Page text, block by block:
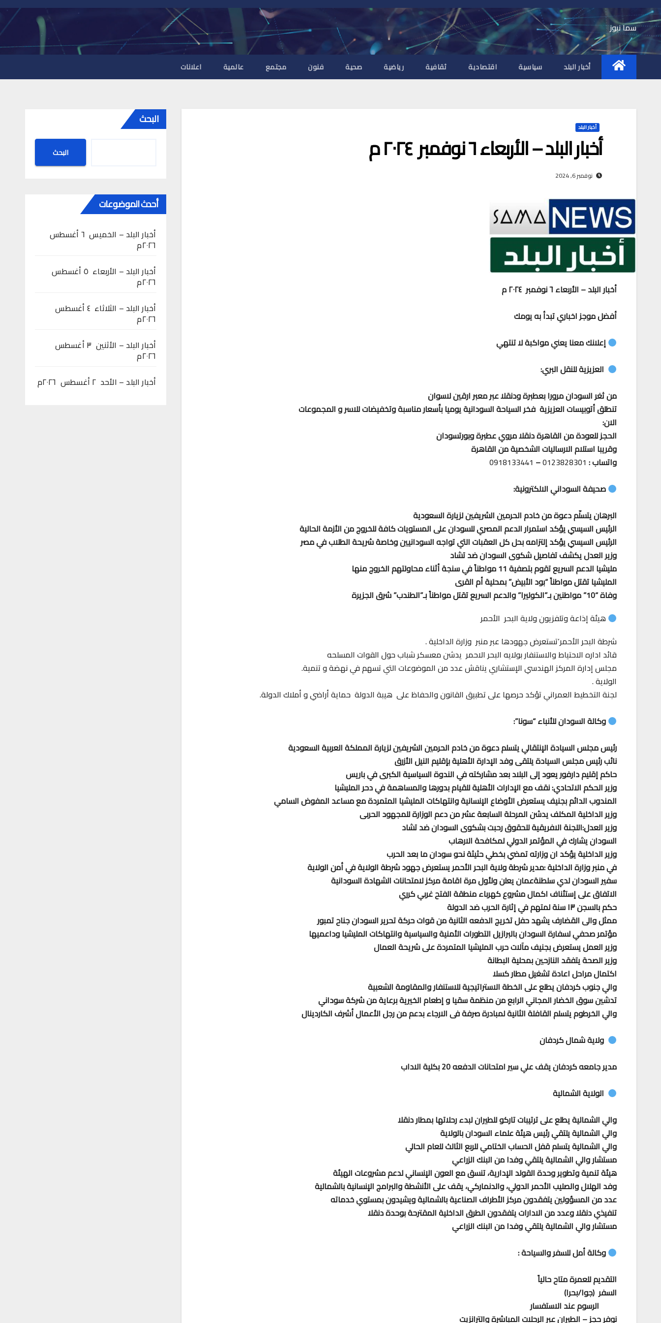
Skip
to
content
سما نيوز
أخبار البلد سياسية اقتصادية ثقافية رياضية صحية فنون مجتمع عالمية اعلانات
أخبار البلد
أخبار البلد – الأربعاء ٦ نوفمبر ٢٠٢٤ م
نوفمبر 6, 2024
أخبار البلد – الأربعاء ٦ نوفمبر ٢٠٢٤ م
أفضل موجز اخباري تبدأ به يومك
إعلانك معنا يعني مواكبة لا تنتهي
العزيزية للنقل البري:
من ثغر السودان مرورا بعطبرة ودنقلا عبر معبر ارقين لاسوان
تنطلق أتوبيسات العزيزية فخر السياحة السودانية يوميا بأسعار مناسبة وتخفيضات للاسر و المجموعات
الان:
الحجز للعودة من القاهرة دنقلا مروي عطبرة وبورتسودان
وقريبا استلام الارساليات الشخصية من القاهرة
واتساب : 0123828301
–
0918133441
صحيفة السوداني الالكترونية:
البرهان يتسلّم دعوة من خادم الحرمين الشريفين لزيارة السعودية
الرئيس السيسي يؤكد استمرار الدعم المصري للسودان على المستويات كافة للخروج من الأزمة الحالية
الرئيس السيسي يؤكد إلتزامه بحل كل العقبات التي تواجه السودانيين وخاصة شريحة الطلاب في مصر
وزير العدل يكشف تفاصيل شكوى السودان ضد تشاد
مليشيا الدعم السريع تقوم بتصفية 11 مواطناً في سنجة أثناء محاولتهم الخروج منها
المليشيا تقتل مواطناً “بود الأبيض” بمحلية أم القرى
وفاة “10” مواطنين بـ”الكوليرا” والدعم السريع تقتل مواطناً بـ”الطندب” شرق الجزيرة
هيئة إذاعة وتلفزيون ولاية البحر الأحمر
شرطة البحر الأحمر’تستعرض جهودها عبر منبر وزارة الداخلية .
قائد اداره الاحتياط والاستنفار بولايه البحر الاحمر يدشن معسكر شباب حول القوات المسلحه
مجلس إدارة المركز الهندسي الإستشاري يناقش عدد من الموضوعات التي تسهم في نهضة و تنمية.
الولاية .
لجنة التخطيط العمراني تؤكد حرصها على تطبيق القانون والحفاظ على هيبة الدولة حماية أراضي و أملاك الدولة.
وكالة السودان للأنباء “سونا”:
رئيس مجلس السيادة الإنتقالي يتسلم دعوة من خادم الحرمين الشريفين لزيارة المملكة العربية السعودية
نائب رئيس مجلس السيادة يلتقى وفد الإدارة الأهلية بإقليم النيل الأزرق
حاكم إقليم دارفور يعود إلى البلاد بعد مشاركته في الندوة السياسية الكبرى في باريس
وزير الحكم الاتحادي: نقف مع الإدارات الأهلية للقيام بدورها والمساهمة في دحر المليشيا
المندوب الدائم بجنيف يستعرض الأوضاع الإنسانية وانتهاكات المليشيا المتمردة مع مساعد المفوض السامي
وزير الداخلية المكلف يدشن المرحلة السابعة عشر من دعم الوزارة للمجهود الحربى
وزير العدل:اللجنة الافريقية للحقوق رحبت بشكوى السودان ضد تشاد
السودان يشارك في المؤتمر الدولي لمكافحة الارهاب
وزير الداخلية يؤكد ان وزارته تمضي بخطي حثيثة نحو سودان ما بعد الحرب
في منبر وزارة الداخلية :مدير شرطة ولاية البحر الأحمر يستعرض جهود شرطة الولاية في أمن الولاية
سفير السودان لدي سلطنةعمان يعلن ولأول مرة اقامة مركز لامتحانات الشهادة السودانية
الاتفاق على إستئناف اكمال مشروع كهرباء منطقة الفتح غربي كرري
حكم بالسجن ١٣ سنة لمتهم في إثارة الحرب ضد الدولة
ممثل والى القضارف يشهد حفل تخريج الدفعه الثانية من قوات حركة تحرير السودان جناح تمبور
مؤتمر صحفي لسفارة السودان بالبرازيل التطورات الأمنية والسياسية وانتهاكات المليشيا وداعميها
وزير العمل يستعرض بجنيف مآلات حرب المليشيا المتمردة على شريحة العمال
وزير الصحة يتفقد النازحين بمحلية البطانة
اكتمال مراحل اعادة تشغيل مطار كسلا
والي جنوب كردفان يطلع على الخطة الاستراتيجية للاستنفار والمقاومة الشعبية
تدشين سوق الخضار المجاني الرابع من منظمة سقيا و إطعام الخيرية برعاية من شركة سوداني
والي الخرطوم يتسلم القافلة الثانية لمبادرة صرفة فى الارجاء بدعم من رجل الأعمال أشرف الكاردينال
ولاية شمال كردفان
مدير جامعه كردفان يقف علي سير امتحانات الدفعه 20 بكلية الاداب
الولاية الشمالية
والي الشمالية يطلع على ترتيبات تاركو للطيران لبدء رحلاتها بمطار دنقلا
والي الشمالية يلتقي رئيس هيئة علماء السودان بالولاية
والي الشمالية يتسلم قفل الحساب الختامي للربع الثالث للعام الحالي
مستشار والي الشمالية يلتقي وفدا من البنك الزراعي
هيئة تنمية وتطوير وحدة القولد الإدارية، تنسق مع العون الإنساني لدعم مشروعات الهيئة
وفد الهلال والصليب الأحمر الدولي، والدنماركي، يقف على الأنشطة والبرامج الإنسانية بالشمالية
عدد من المسؤولين يتفقدون مركز الأطراف الصناعية بالشمالية ويشيدون بمستوي خدماته
تنفيذي دنقلا وعدد من الادارات يتفقدون الطرق الداخلية المقترحة بوحدة دنقلا
مستشار والي الشمالية يلتقي وفدا من البنك الزراعي
وكالة أمل للسفر والسياحة :
التقديم للعمرة متاح حالياً
السفر (جوا/بحرا)
الرسوم عند الاستفسار
نوفر حجز – الطيران عبر الرحلات المباشرة والترانزيت
البحث
البحث
أحدث الموضوعات
أخبار البلد – الخميس ٦ أغسطس
٢٠٢٦م
أخبار البلد – الأربعاء ٥ أغسطس
٢٠٢٦م
أخبار البلد – الثلاثاء ٤ أغسطس
٢٠٢٦م
أخبار البلد – الأثنين ٣ أغسطس
٢٠٢٦م
أخبار البلد – الأحد ٢ أغسطس ٢٠٢٦م